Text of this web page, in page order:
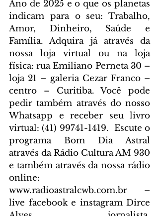
Ano de 2025 e o que os planetas
indicam para o seu: Trabalho,
Amor, Dinheiro, Saúde e
Família. Adquira já através da
nossa loja virtual ou na loja
física: rua Emiliano Perneta 30 –
loja 21 – galeria Cezar Franco –
centro – Curitiba. Você pode
pedir também através do nosso
Whatsapp e receber seu livro
virtual: (41) 99741-1419. Escute o
programa Bom Dia Astral
através da Rádio Cultura AM 930
e também através da nossa rádio
www.radioastralcwb.com.br –
live facebook e instagram Dirce